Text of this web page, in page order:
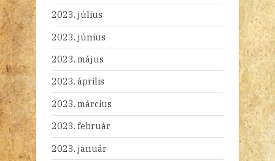
2023. július
2023. június
2023. május
2023. április
2023. március
2023. február
2023. január